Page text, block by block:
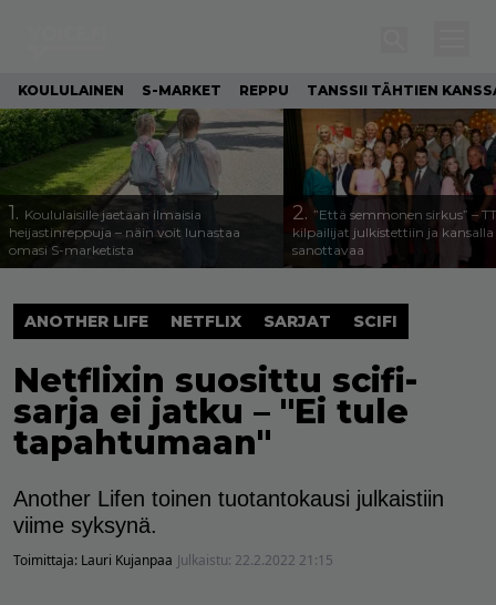
KOULULAINEN S-MARKET REPPU TANSSII TÄHTIEN
1. Koululaisille jaetaan ilmaisia
heijastinreppuja – näin voit lunastaa
omasi S-marketista
2. ”Että semmonen sirkus” –
kilpailijat julkistettiin ja
sanottavaa
ANOTHER LIFE NETFLIX SARJAT SCIFI
Netflixin suosittu scifi-
sarja ei jatku – "Ei tule
tapahtumaan"
Another Lifen toinen tuotantokausi julkaistiin
viime syksynä.
Toimittaja: Lauri Kujanpaa Julkaistu: 22.2.2022 21:15